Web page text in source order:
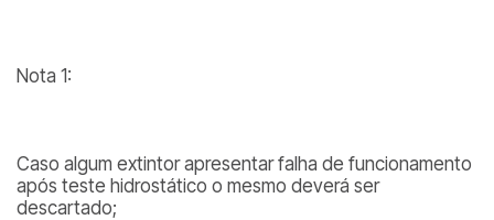
Nota 1:
Caso algum extintor apresentar falha de funcionamento
após teste hidrostático o mesmo deverá ser
descartado;